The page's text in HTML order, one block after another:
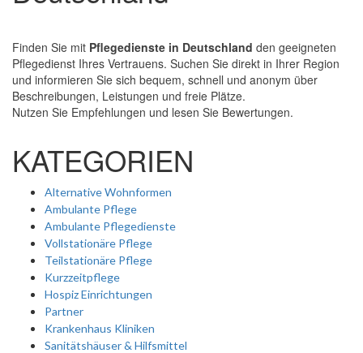
Finden Sie mit Pflegedienste in Deutschland den geeigneten
Pflegedienst Ihres Vertrauens. Suchen Sie direkt in Ihrer Region
und informieren Sie sich bequem, schnell und anonym über
Beschreibungen, Leistungen und freie Plätze.
Nutzen Sie Empfehlungen und lesen Sie Bewertungen.
KATEGORIEN
Alternative Wohnformen
Ambulante Pflege
Ambulante Pflegedienste
Vollstationäre Pflege
Teilstationäre Pflege
Kurzzeitpflege
Hospiz Einrichtungen
Partner
Krankenhaus Kliniken
Sanitätshäuser & Hilfsmittel